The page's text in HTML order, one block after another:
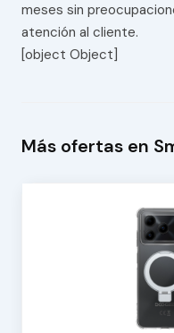
meses sin
atención al cliente.
[object Object]
Más ofertas en